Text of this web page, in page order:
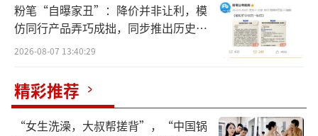
庶正康讯市场智库王大宏认为，媒体针对
直播间乱象的报道从未停歇过，但出现如此大
规模爆发式评论背后的诱因，值得业内深入分
析。我们认为：一方面，我国老年健康消费市
场规模正在“膨胀”，保健需求极为迫切但高
质量供给严重不足，导致出现了“病急乱投
粉笔“自曝家丑”：降价并非让利，模
仿同行产品弄巧成拙，同步推出历史学
员退费方案
2026-08-07 13:40:29
精彩推荐
“女生洗澡，大叔帮搓背”，“中国锅